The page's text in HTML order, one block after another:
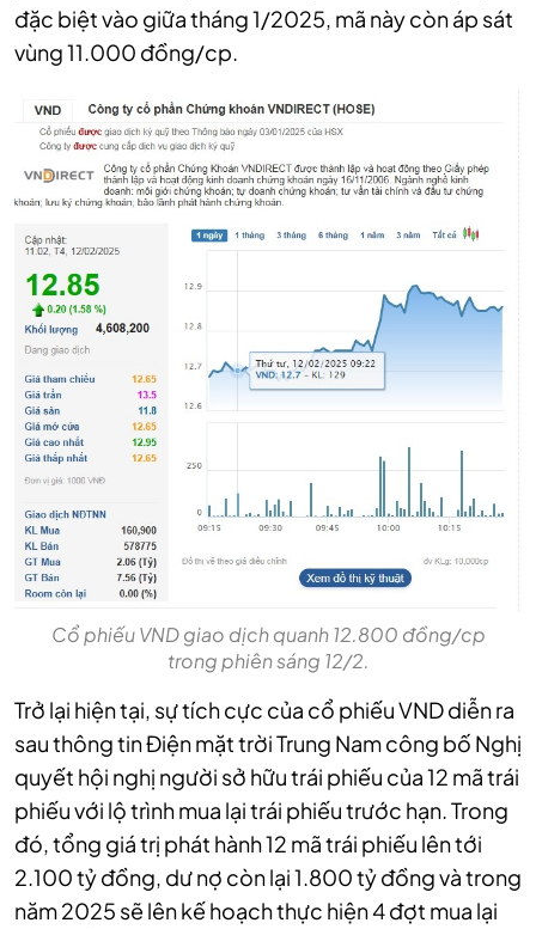
đặc biệt vào giữa tháng 1/2025, mã này còn áp sát
vùng 11.000 đồng/cp.
Cổ phiếu VND giao dịch quanh 12.800 đồng/cp
trong phiên sáng 12/2.
Trở lại hiện tại, sự tích cực của cổ phiếu VND diễn ra
sau thông tin Điện mặt trời Trung Nam công bố Nghị
quyết hội nghị người sở hữu trái phiếu của 12 mã trái
phiếu với lộ trình mua lại trái phiếu trước hạn. Trong
đó, tổng giá trị phát hành 12 mã trái phiếu lên tới
2.100 tỷ đồng, dư nợ còn lại 1.800 tỷ đồng và trong
năm 2025 sẽ lên kế hoạch thực hiện 4 đợt mua lại